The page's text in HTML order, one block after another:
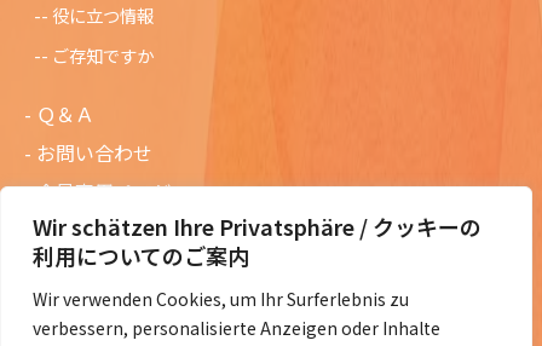
Wir schätzen Ihre Privatsphäre / クッキーの
利用についてのご案内
Wir verwenden Cookies, um Ihr Surferlebnis zu
verbessern, personalisierte Anzeigen oder Inhalte
役に立つ情報
ご存知ですか
Ｑ＆Ａ
お問い合わせ
会員専用ページ
ニュースレターバックナンバー
過去の講演資料
総会議事録